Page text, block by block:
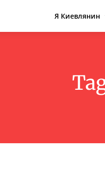
Я Киевлянин